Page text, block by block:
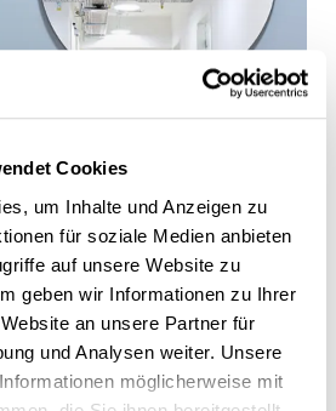
Cookies
um Inhalte und Anzeigen zu
für soziale Medien anbieten
auf unsere Website zu
geben wir Informationen zu Ihrer
an unsere Partner für
und Analysen weiter. Unsere
möglicherweise mit